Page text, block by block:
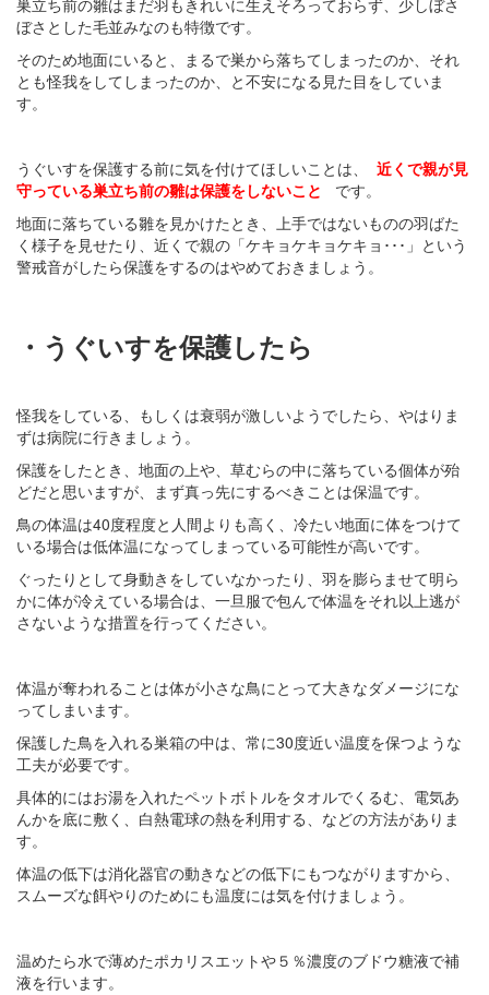
巣立ち前の雛はまだ羽もきれいに生えそろっておらず、少しぼさ
ぼさとした毛並みなのも特徴です。
そのため地面にいると、まるで巣から落ちてしまったのか、それ
とも怪我をしてしまったのか、と不安になる見た目をしていま
す。
うぐいすを保護する前に気を付けてほしいことは、 近くで親が見
守っている巣立ち前の雛は保護をしないこと
です。
地面に落ちている雛を見かけたとき、上手ではないものの羽ばた
く様子を見せたり、近くで親の「ケキョケキョケキョ･･･」という
警戒音がしたら保護をするのはやめておきましょう。
・うぐいすを保護したら
怪我をしている、もしくは衰弱が激しいようでしたら、やはりま
ずは病院に行きましょう。
保護をしたとき、地面の上や、草むらの中に落ちている個体が殆
どだと思いますが、まず真っ先にするべきことは保温です。
鳥の体温は40度程度と人間よりも高く、冷たい地面に体をつけて
いる場合は低体温になってしまっている可能性が高いです。
ぐったりとして身動きをしていなかったり、羽を膨らませて明ら
かに体が冷えている場合は、一旦服で包んで体温をそれ以上逃が
さないような措置を行ってください。
体温が奪われることは体が小さな鳥にとって大きなダメージにな
ってしまいます。
保護した鳥を入れる巣箱の中は、常に30度近い温度を保つような
工夫が必要です。
具体的にはお湯を入れたペットボトルをタオルでくるむ、電気あ
んかを底に敷く、白熱電球の熱を利用する、などの方法がありま
す。
体温の低下は消化器官の動きなどの低下にもつながりますから、
スムーズな餌やりのためにも温度には気を付けましょう。
温めたら水で薄めたポカリスエットや５％濃度のブドウ糖液で補
液を行います。